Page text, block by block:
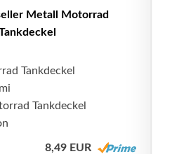
Metall Motorrad
Tankdeckel
Tankdeckel
8,49 EUR